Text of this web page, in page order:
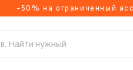
-50% на ограниченный